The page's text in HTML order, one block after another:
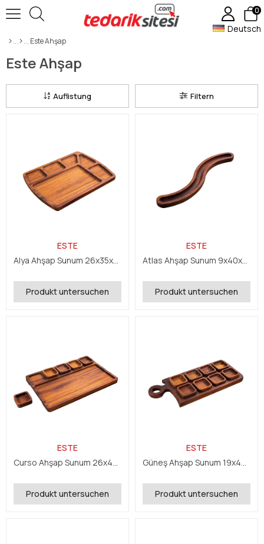
Deutsch
0
Este Ahşap
Este Ahşap
Filtern
Auflistung
ESTE
Alya Ahşap Sunum 26x35x2,4 cm
Produkt untersuchen
ESTE
Atlas Ahşap Sunum 9x40x2,4 cm
Produkt untersuchen
ESTE
Curso Ahşap Sunum 26x40,8x2,4 cm
Produkt untersuchen
ESTE
Güneş Ahşap Sunum 19x44x2,4 cm
Produkt untersuchen